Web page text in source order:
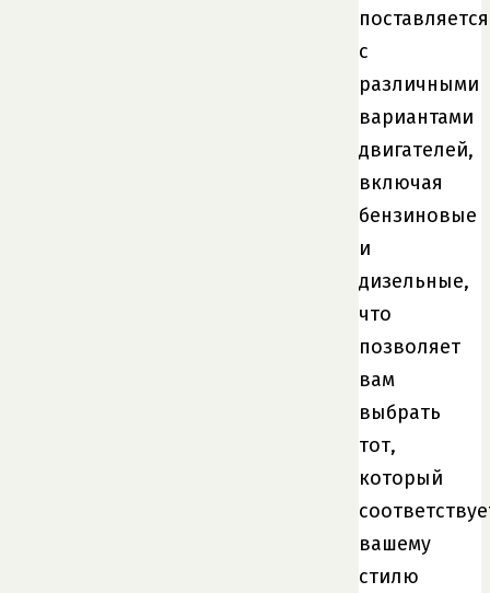
поставляется
с
различными
вариантами
двигателей,
включая
бензиновые
и
дизельные,
что
позволяет
вам
выбрать
тот,
который
вашему
стилю